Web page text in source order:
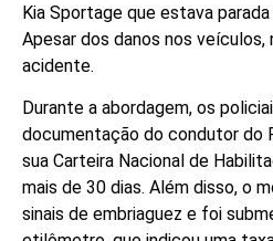
Kia Sportage que estava
Apesar dos danos nos veículos,
acidente.
Durante a abordagem, os
documentação do condutor do
sua Carteira Nacional de
mais de 30 dias. Além disso, o
sinais de embriaguez e foi